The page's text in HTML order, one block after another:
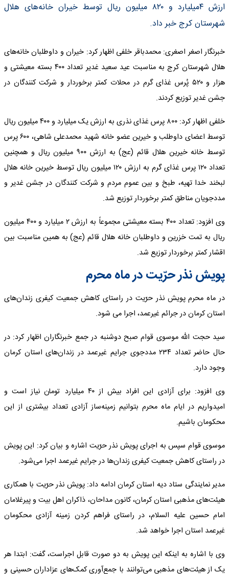
ارزش ۴میلیارد و ۸۲۰ میلیون ریال توسط خیران خانه‌های هلال
شهرستان کرج خبر داد.
خبرنگار اصغر اصغری: محمدباقر خلفی اظهار کرد: خیران و داوطلبان خانه‌های
هلال شهرستان کرج به مناسبت عید سعید غدیر تعداد ۴۰۰ بسته معیشتی و
هزار و ۵۲۰ پُرس غذای گرم در محلات کمتر برخوردار و شرکت کنندگان در
جشن غدیر توزیع کردند.
خلفی اظهار کرد: ۸۰۰ پرس غذای نذری به ارزش یک میلیارد و ۴۰۰ میلیون ریال
توسط اعضای داوطلب و خیرین عضو خانه شهید محمدعلی شاهی، ۶۰۰ پرس
توسط خانه خیرین هلال قائم (عج) به ارزش ۹۰۰ میلیون ریال و همچنین
تعداد ۱۲۰ پرس غذای گرم به ارزش ۱۲۰ میلیون ریال توسط خیرین خانه هلال
لبخند خدا تهیه، طبخ و بین عموم مردم و شرکت کنندگان در جشن غدیر و
مددجویان مناطق کمتر برخوردار توزیع شد.
وی افزود: تعداد ۴۰۰ بسته معیشتی مجموعاً به ارزش ۲ میلیارد و ۴۰۰ میلیون
ریال به تمت خزرین و داوطلبان خانه هلال قائم (عج) به همین مناسبت بین
اقشار کمتر برخوردار توزیع شد.
پویش نذر حرّیت در ماه محرم
در ماه محرم پویش نذر حرّیت در راستای کاهش جمعیت کیفری زندان‌های
استان کرمان در جرائم غیرعمد، اجرا می شود.
سید حجت الله موسوی قوام صبح دوشنبه در جمع خبرنگاران اظهار کرد: در
حال حاضر تعداد ۲۳۴ مددجوی جرایم غیرعمد در زندان‌های استان کرمان
وجود دارد.
وی افزود: برای آزادی این افراد بیش از ۴۰ میلیارد تومان نیاز است و
امیدواریم در ایام ماه محرم بتوانیم زمینه‌ساز آزادی تعداد بیشتری از این
محکومان باشیم.
موسوی قوام سپس به اجرای پویش نذر حرّیت اشاره و بیان کرد: این پویش
در راستای کاهش جمعیت کیفری زندان‌ها در جرایم غیرعمد اجرا می‌شود.
مدیر نمایندگی ستاد دیه استان کرمان ادامه داد: پویش نذر حرّیت با همکاری
هیئت‌های مذهبی استان کرمان، کانون مداحان، ذاکران اهل بیت و پیرغلامان
امام حسین علیه السلام، در راستای فراهم کردن زمینه آزادی محکومان
غیرعمد استان اجرا خواهد شد.
وی با اشاره به اینکه این پویش به دو صورت قابل اجراست، گفت: ابتدا هر
یک از هیئت‌های مذهبی می‌توانند با جمع‌آوری کمک‌های عزاداران حسینی و